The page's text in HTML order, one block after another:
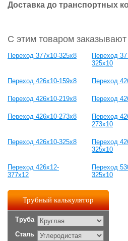
Доставка до транспортных
С этим товаром заказывают
Переход 377х10-325х8
Переход
325х10
Переход 426х10-159х8 Переход
Переход 426х10-219х8 Переход
Переход 426х10-273х8
Переход
273х10
Переход 426х10-325х8
Переход
325х10
Переход 426х12-
377х12
Переход
325х10
Трубный калькулятор
Труба
Сталь